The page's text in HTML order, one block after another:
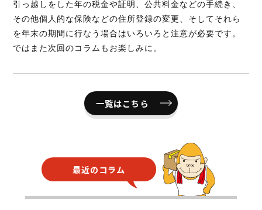
引っ越しをした年の税金や証明、公共料金などの手続き、
その他個人的な保険などの住所登録の変更、そしてそれら
を年末の期間に行なう場合はいろいろと注意が必要です。
ではまた次回のコラムもお楽しみに。
一覧はこちら
最近のコラム